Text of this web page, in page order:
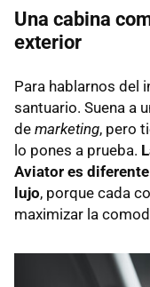
Una cabina
exterior
Para hablarnos del
santuario. Suena a
de marketing, pero
lo pones a prueba.
Aviator es
lujo, porque cada
maximizar la